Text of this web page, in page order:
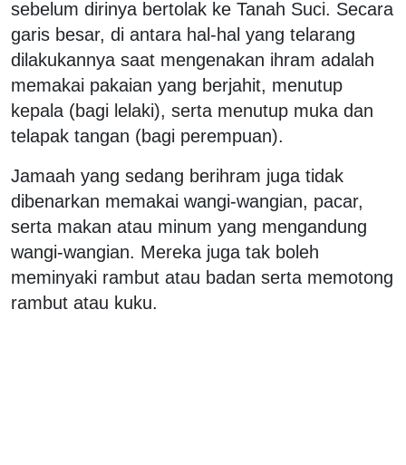
sebelum dirinya bertolak ke Tanah Suci. Secara
garis besar, di antara hal-hal yang telarang
dilakukannya saat mengenakan ihram adalah
memakai pakaian yang berjahit, menutup
kepala (bagi lelaki), serta menutup muka dan
telapak tangan (bagi perempuan).
Jamaah yang sedang berihram juga tidak
dibenarkan memakai wangi-wangian, pacar,
serta makan atau minum yang mengandung
wangi-wangian. Mereka juga tak boleh
meminyaki rambut atau badan serta memotong
rambut atau kuku.